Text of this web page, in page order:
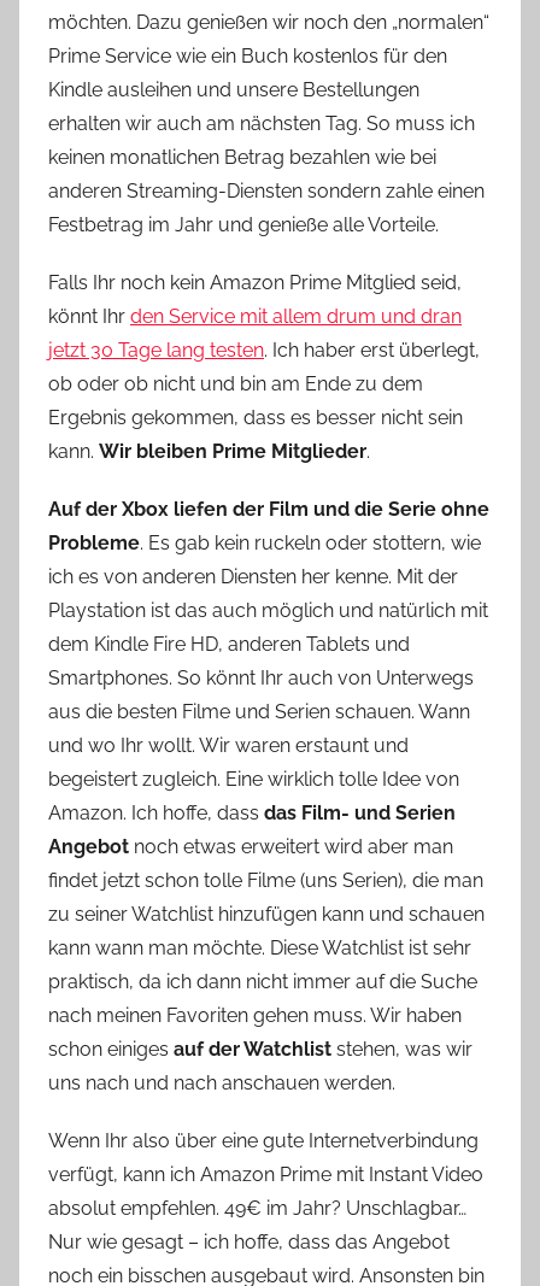
möchten. Dazu genießen wir noch den „normalen“
Prime Service wie ein Buch kostenlos für den
Kindle ausleihen und unsere Bestellungen
erhalten wir auch am nächsten Tag. So muss ich
keinen monatlichen Betrag bezahlen wie bei
anderen Streaming-Diensten sondern zahle einen
Festbetrag im Jahr und genieße alle Vorteile.
Falls Ihr noch kein Amazon Prime Mitglied seid,
könnt Ihr den Service mit allem drum und dran
jetzt 30 Tage lang testen. Ich haber erst überlegt,
ob oder ob nicht und bin am Ende zu dem
Ergebnis gekommen, dass es besser nicht sein
kann. Wir bleiben Prime Mitglieder.
Auf der Xbox liefen der Film und die Serie ohne
Probleme. Es gab kein ruckeln oder stottern, wie
ich es von anderen Diensten her kenne. Mit der
Playstation ist das auch möglich und natürlich mit
dem Kindle Fire HD, anderen Tablets und
Smartphones. So könnt Ihr auch von Unterwegs
aus die besten Filme und Serien schauen. Wann
und wo Ihr wollt. Wir waren erstaunt und
begeistert zugleich. Eine wirklich tolle Idee von
Amazon. Ich hoffe, dass das Film- und Serien
Angebot noch etwas erweitert wird aber man
findet jetzt schon tolle Filme (uns Serien), die man
zu seiner Watchlist hinzufügen kann und schauen
kann wann man möchte. Diese Watchlist ist sehr
praktisch, da ich dann nicht immer auf die Suche
nach meinen Favoriten gehen muss. Wir haben
schon einiges auf der Watchlist stehen, was wir
uns nach und nach anschauen werden.
Wenn Ihr also über eine gute Internetverbindung
verfügt, kann ich Amazon Prime mit Instant Video
absolut empfehlen. 49€ im Jahr? Unschlagbar…
Nur wie gesagt – ich hoffe, dass das Angebot
noch ein bisschen ausgebaut wird. Ansonsten bin